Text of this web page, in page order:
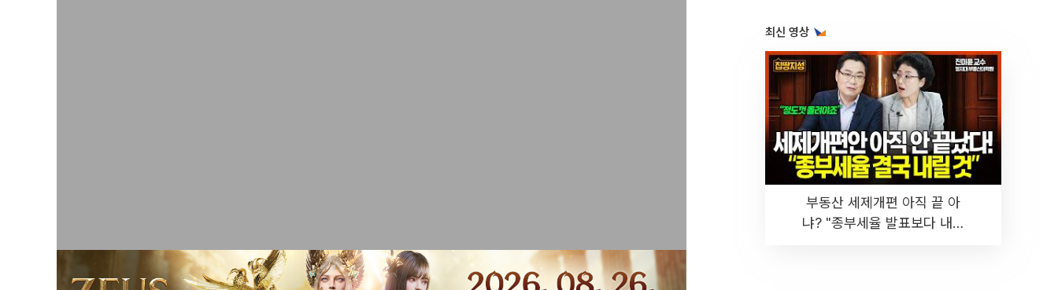
최신 영상
부동산 세제개편 아직 끝 아
냐? "종부세율 발표보다 내릴